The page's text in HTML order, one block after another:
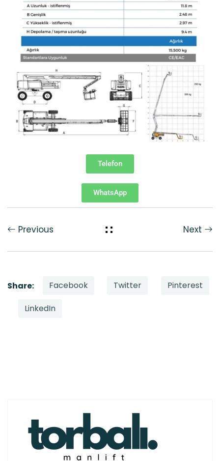
Telefon
WhatsApp
Previous Next
Share: Facebook Twitter Pinterest
LinkedIn